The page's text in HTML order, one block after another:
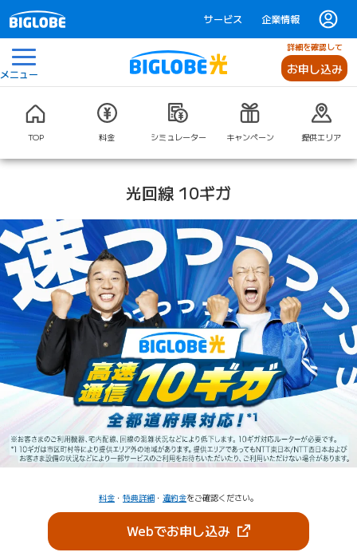
サービス 企業情報
メニュー
詳細を確認して
お申し込み
TOP 料金 シミュレーター キャンペーン 提供エリア
光回線 10ギガ
料金 ・ 特典詳細 ・ 違約金をご確認ください。
Webでお申し込み（新しいタブで開き